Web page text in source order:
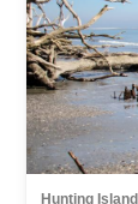
Hunting